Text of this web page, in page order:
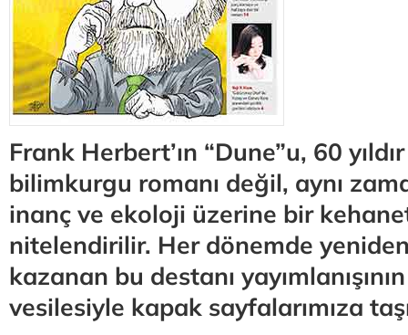
Frank Herbert’ın “Dune”u, 60
bilimkurgu romanı değil, aynı
inanç ve ekoloji üzerine bir
nitelendirilir. Her dönemde
kazanan bu destanı yayımlanışının
vesilesiyle kapak sayfalarımıza